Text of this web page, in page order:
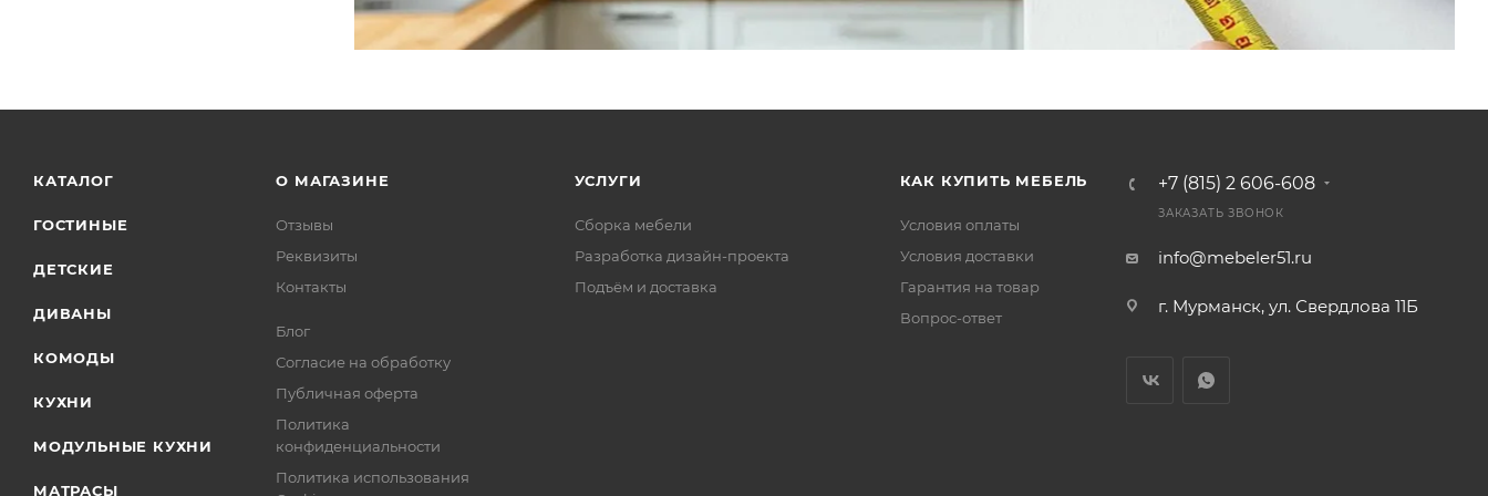
КАТАЛОГ
ГОСТИНЫЕ
ДЕТСКИЕ
ДИВАНЫ
КОМОДЫ
КУХНИ
МОДУЛЬНЫЕ КУХНИ
МАТРАСЫ
О МАГАЗИНЕ
Отзывы
Реквизиты
Контакты
Блог
Согласие на обработку
Публичная оферта
Политика
конфиденциальности
Политика использования
УСЛУГИ
Сборка мебели
Разработка дизайн-проекта
Подъём и доставка
КАК КУПИТЬ МЕБЕЛЬ
Условия оплаты
Условия доставки
Гарантия на товар
Вопрос-ответ
+7 (815) 2 606-608
ЗАКАЗАТЬ ЗВОНОК
info@mebeler51.ru
г. Мурманск, ул. Свердлова 11Б